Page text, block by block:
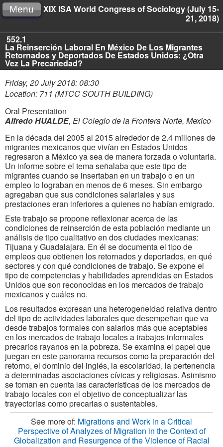
XIX ISA World Congress of Sociology (July 15-
21, 2018)
Menu
552.1
La Reinserción Laboral En México De Los Migrantes
Retornados y Deportados De Estados Unidos: ¿Otra
Vez La Precariedad?
Friday, 20 July 2018: 08:30
Location: 711 (MTCC SOUTH BUILDING)
Oral Presentation
Alfredo HUALDE, El Colegio de la Frontera Norte, Mexico
En la década del 2005 al 2015 alrededor de 2.4 millones de
migrantes mexicanos que vivían en Estados Unidos
regresaron a México ya sea de manera forzada o voluntaria.
Un informe sobre el tema señalaba que este tipo de
migrantes cuando se insertaban en un trabajo o en un
empleo lo lograban en menos de 6 meses. Sin embargo
agregaban que sus condiciones salariales y sus
prestaciones eran inferiores a quienes no habían emigrado.
Este trabajo se propone reflexionar acerca de las
condiciones de reinserción de esta población mediante un
análisis de tipo cualitativo en dos ciudades mexicanas:
Tijuana y Guadalajara. En él se documenta el tipo de
empleos que obtienen los retornados y deportados, en qué
sectores y con qué condiciones de trabajo. Se expone el
tipo de competencias y habilidades aprendidas en Estados
Unidos que son reconocidas en los mercados de trabajo
mexicanos y cuáles no.
Los resultados expresan una heterogeneidad relativa dentro
del tipo de actividades laborales que desempeñan que va
desde trabajos formales con salarios más que aceptables
en los mercados de trabajo locales a trabajos informales
precarios rayanos en la pobreza. Se examina el papel que
juegan en este panorama recursos como la preparación del
retorno, el dominio del inglés, la escolaridad, la pertenencia
a determinadas asociaciones cívicas y religiosas. Asimismo
se toman en cuenta las características de los mercados de
trabajo locales con el objetivo de conceptualizar las
trayectorias como precarias o sustentables.
See more of: Migrations and Work in a Critical
Perspective of Analyzes of Migration in the Context of
Globalization and Resurgence of the Violence of Racial